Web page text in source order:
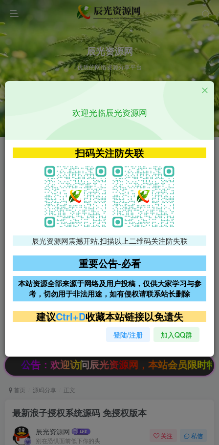
辰光资源网
优质的网络资源分享平台
VIP特权介绍 APP源码
VIP特权介绍
火
VIP特权介绍
影视源码
影视源码
免费领支付宝红包
腾讯轻量4核4G3M服务器38元/
阿里云2核2G200M服务器68元/
年
雨云高防免备案服务器
超低价文字广告位招租 超低价文字广告位招租
超低价文字广告位招租
欢迎访问辰光资源网，本站会员限时特惠，
首页 源码分享 正文
最新浪子授权系统源码 免授权版本
辰光资源网
别在恐惧面前低下你的头
关注 私信
欢迎光临辰光资源网
扫码关注防失联
辰光资源网震撼开站,扫描以上二维码关注防失联
重要公告-必看
本站资源全部来源于网络及用户投稿，仅供大家学习与参
考，切勿用于非法用途，如有侵权请联系站长删除
建议Ctrl+D收藏本站链接以免遗失
登陆/注册 加入QQ群